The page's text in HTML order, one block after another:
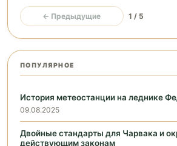
← Предыдущие 1 / 5
ПОПУЛЯРНОЕ
История метеостанции на леднике
09.08.2025
Двойные стандарты для Чарвака и
действующим законам